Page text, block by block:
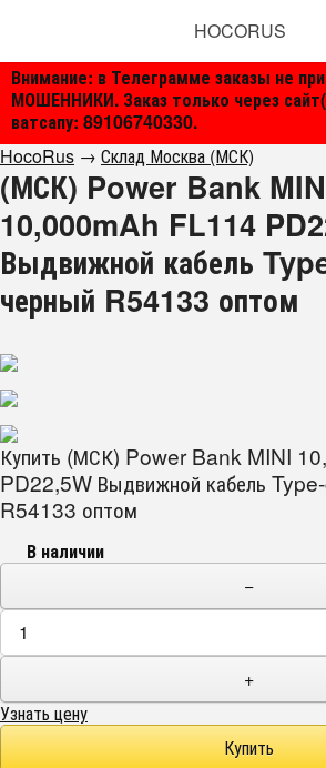
Внимание: в Телеграмме заказы не
МОШЕННИКИ. Заказ только через
ватсапу: 89106740330.
HOCORUS
HocoRus → Склад Москва (МСК)
(МСК) Power Bank
10,000mAh FL114
Выдвижной кабель
черный R54133 оптом
Купить (МСК) Power Bank MINI
PD22,5W Выдвижной кабель
R54133 оптом
В наличии
−
+
Узнать цену